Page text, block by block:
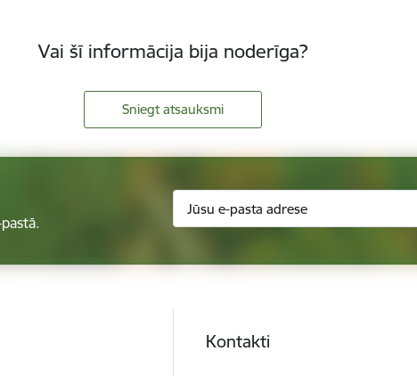
Vai šī informācija bija noderīga?
Sniegt atsauksmi
Kontakti